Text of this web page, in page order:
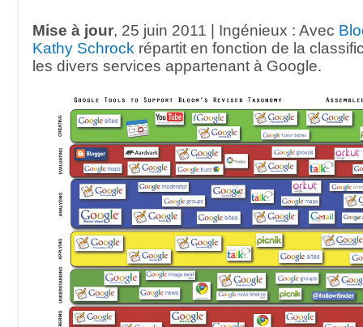
Mise à jour, 25 juin 2011 | Ingénieux : Avec
Kathy Schrock répartit en fonction de la
les divers services appartenant à Google.